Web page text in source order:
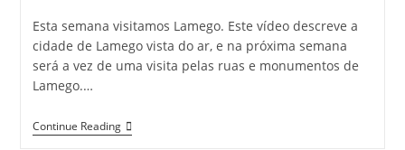
Esta semana visitamos Lamego. Este vídeo descreve a
cidade de Lamego vista do ar, e na próxima semana
será a vez de uma visita pelas ruas e monumentos de
Lamego.…
Continue ReadingLAMEGO
Portugal